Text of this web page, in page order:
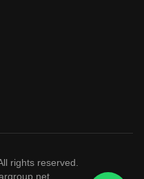
rights reserved.